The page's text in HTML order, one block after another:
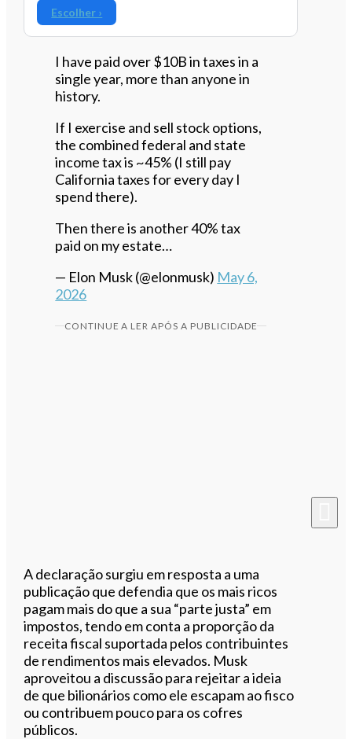
Escolher ›
I have paid over $10B in taxes in a
single year, more than anyone in
history.
If I exercise and sell stock options,
the combined federal and state
income tax is ~45% (I still pay
California taxes for every day I
spend there).
Then there is another 40% tax
paid on my estate…
— Elon Musk (@elonmusk) May 6,
2026
CONTINUE A LER APÓS A PUBLICIDADE
A declaração surgiu em resposta a uma
publicação que defendia que os mais ricos
pagam mais do que a sua “parte justa” em
impostos, tendo em conta a proporção da
receita fiscal suportada pelos contribuintes
de rendimentos mais elevados. Musk
aproveitou a discussão para rejeitar a ideia
de que bilionários como ele escapam ao fisco
ou contribuem pouco para os cofres
públicos.